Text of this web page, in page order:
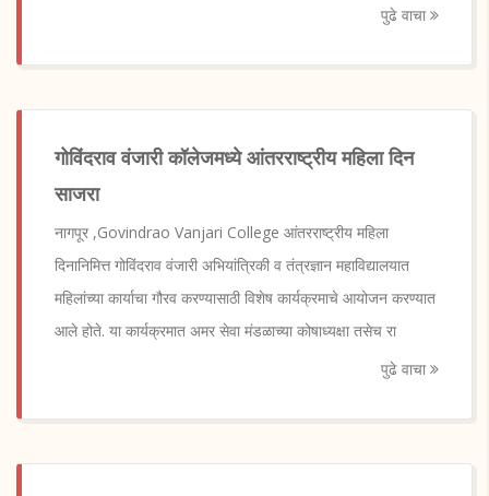
पुढे वाचा
गोविंदराव वंजारी कॉलेजमध्ये आंतरराष्ट्रीय महिला दिन
साजरा
नागपूर ,Govindrao Vanjari College आंतरराष्ट्रीय महिला
दिनानिमित्त गोविंदराव वंजारी अभियांत्रिकी व तंत्रज्ञान महाविद्यालयात
महिलांच्या कार्याचा गौरव करण्यासाठी विशेष कार्यक्रमाचे आयोजन करण्यात
आले होते. या कार्यक्रमात अमर सेवा मंडळाच्या कोषाध्यक्षा तसेच रा
पुढे वाचा